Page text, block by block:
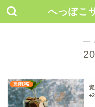
へっぽこ
―
投資戦略